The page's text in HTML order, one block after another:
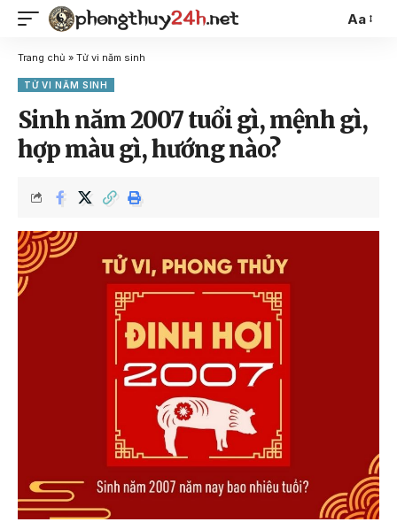
Aa
Trang chủ » Tử vi năm sinh
TỬ VI NĂM SINH
Sinh năm 2007 tuổi gì, mệnh gì,
hợp màu gì, hướng nào?